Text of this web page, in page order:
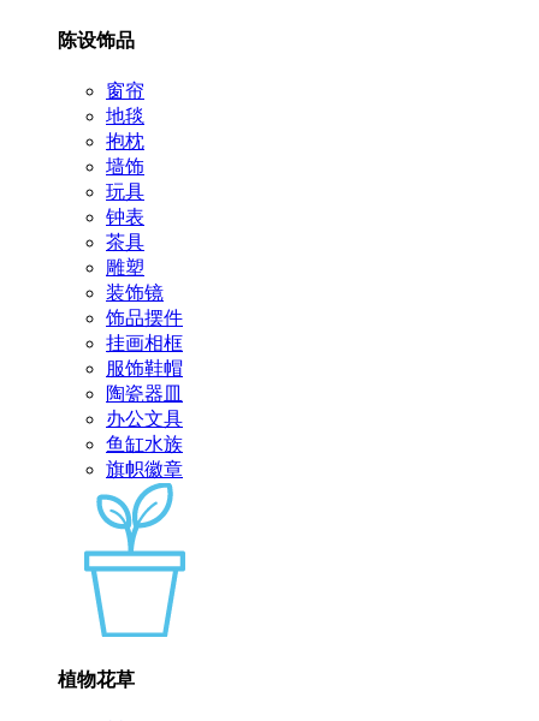
陈设饰品
窗帘
地毯
抱枕
墙饰
玩具
钟表
茶具
雕塑
装饰镜
饰品摆件
挂画相框
服饰鞋帽
陶瓷器皿
办公文具
鱼缸水族
旗帜徽章
植物花草